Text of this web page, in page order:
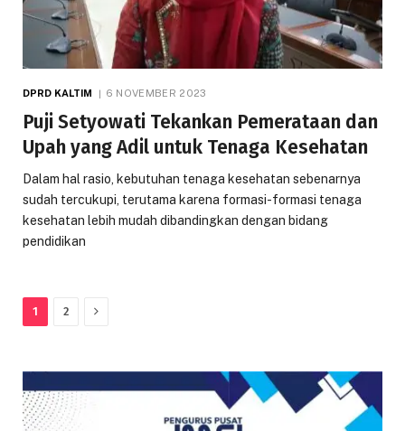
DPRD KALTIM 6 NOVEMBER 2023
Puji Setyowati Tekankan Pemerataan dan
Upah yang Adil untuk Tenaga Kesehatan
Dalam hal rasio, kebutuhan tenaga kesehatan sebenarnya
sudah tercukupi, terutama karena formasi-formasi tenaga
kesehatan lebih mudah dibandingkan dengan bidang
pendidikan
1 2 Next